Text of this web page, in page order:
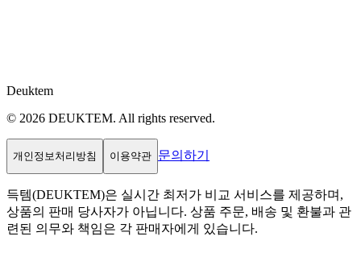
Deuktem
© 2026 DEUKTEM. All rights reserved.
개인정보처리방침 이용약관 문의하기
득템(DEUKTEM)은 실시간 최저가 비교 서비스를 제공하며,
상품의 판매 당사자가 아닙니다. 상품 주문, 배송 및 환불과 관
련된 의무와 책임은 각 판매자에게 있습니다.